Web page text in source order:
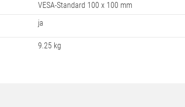
VESA-Standard 100 x 100 mm
ja
9.25 kg